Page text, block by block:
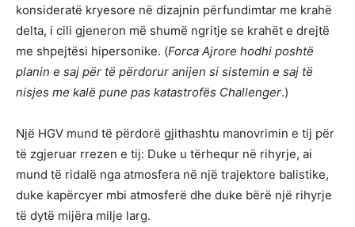
konsideratë kryesore në dizajnin përfundimtar me krahë
delta, i cili gjeneron më shumë ngritje se krahët e drejtë
me shpejtësi hipersonike. (Forca Ajrore hodhi poshtë
planin e saj për të përdorur anijen si sistemin e saj të
nisjes me kalë pune pas katastrofës Challenger.)
Një HGV mund të përdorë gjithashtu manovrimin e tij për
të zgjeruar rrezen e tij: Duke u tërhequr në rihyrje, ai
mund të ridalë nga atmosfera në një trajektore balistike,
duke kapërcyer mbi atmosferë dhe duke bërë një rihyrje
të dytë mijëra milje larg.